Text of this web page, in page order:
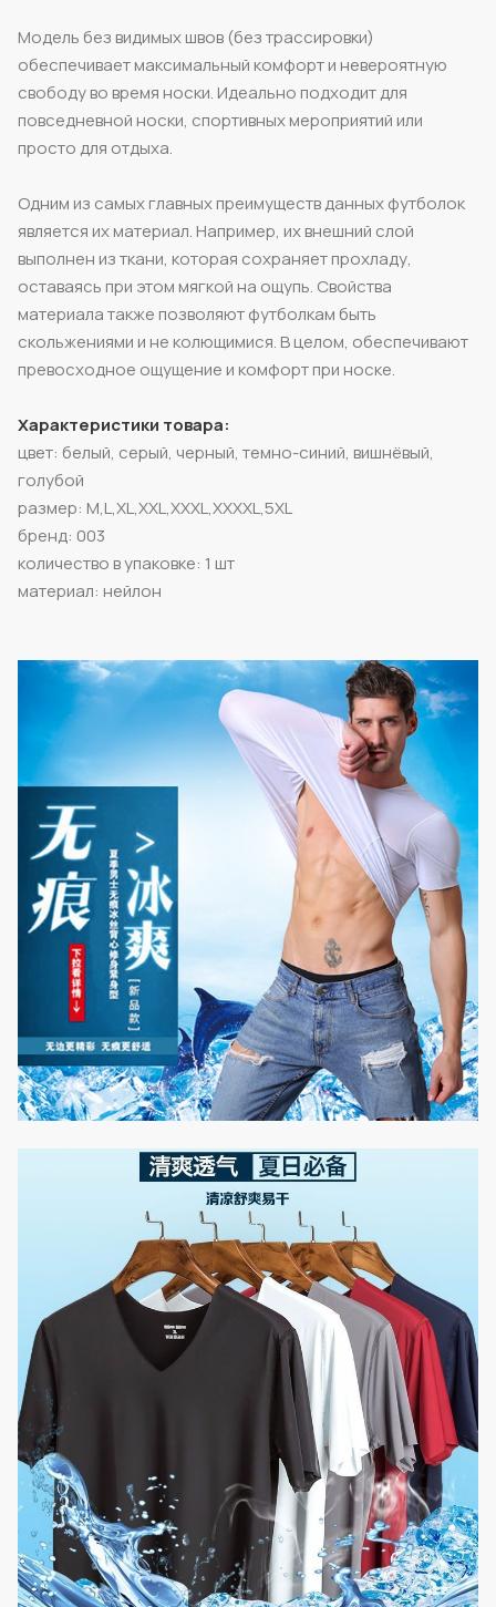
Модель без видимых швов (без трассировки)
обеспечивает максимальный комфорт и невероятную
свободу во время носки. Идеально подходит для
повседневной носки, спортивных мероприятий или
просто для отдыха.
Одним из самых главных преимуществ данных футболок
является их материал. Например, их внешний слой
выполнен из ткани, которая сохраняет прохладу,
оставаясь при этом мягкой на ощупь. Свойства
материала также позволяют футболкам быть
скольжениями и не колющимися. В целом, обеспечивают
превосходное ощущение и комфорт при носке.
Характеристики товара:
цвет: белый, серый, черный, темно-синий, вишнёвый,
голубой
размер: M,L,XL,XXL,XXXL,XXXXL,5XL
бренд: 003
количество в упаковке: 1 шт
материал: нейлон